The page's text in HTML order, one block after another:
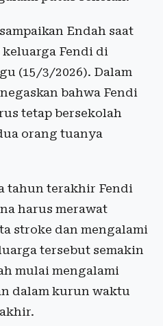
Endah saat
Fendi di
(15/3/2026). Dalam
bahwa Fendi
tetap bersekolah
orang tuanya
tahun terakhir Fendi
harus merawat
stroke dan mengalami
tersebut semakin
mulai mengalami
dalam kurun waktu